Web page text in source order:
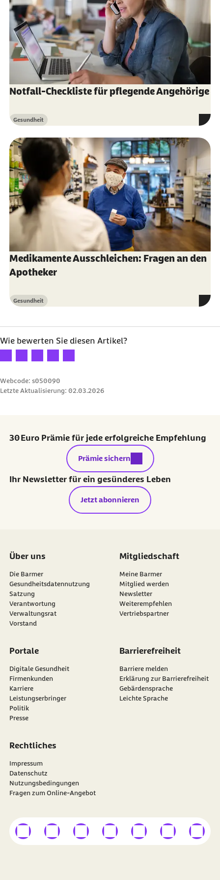
Notfall-Checkliste für pflegende Angehörige
Kategorie
Gesundheit
Medikamente Ausschleichen: Fragen an den
Apotheker
Kategorie
Gesundheit
Wie bewerten Sie diesen Artikel?
Ihre Bewertung: 1 Stern
Ihre Bewertung: 2 Sterne
Ihre Bewertung: 3 Sterne
Ihre Bewertung: 4 Sterne
Ihre Bewertung: 5 Sterne
Webcode: s050090
Letzte Aktualisierung: 02.03.2026
30 Euro Prämie für jede erfolgreiche Empfehlung
externer Link:
Prämie sichern
Ihr Newsletter für ein gesünderes Leben
Jetzt abonnieren
Über uns
Die Barmer
Gesundheitsdatennutzung
Satzung
Verantwortung
Verwaltungsrat
Vorstand
Mitgliedschaft
Meine Barmer
Mitglied werden
Newsletter
externer Link:
Weiterempfehlen
Vertriebspartner
Portale
Digitale Gesundheit
Firmenkunden
Karriere
Leistungserbringer
Politik
Presse
Barrierefreiheit
Barriere melden
Erklärung zur Barrierefreiheit
Gebärdensprache
Leichte Sprache
Rechtliches
Impressum
Datenschutz
Nutzungsbedingungen
Fragen zum Online-Angebot
Besuchen Sie dieBARMER auf
externer Linkexterner Linkexterner Linkexterner Linkexterner Linkexterner Link